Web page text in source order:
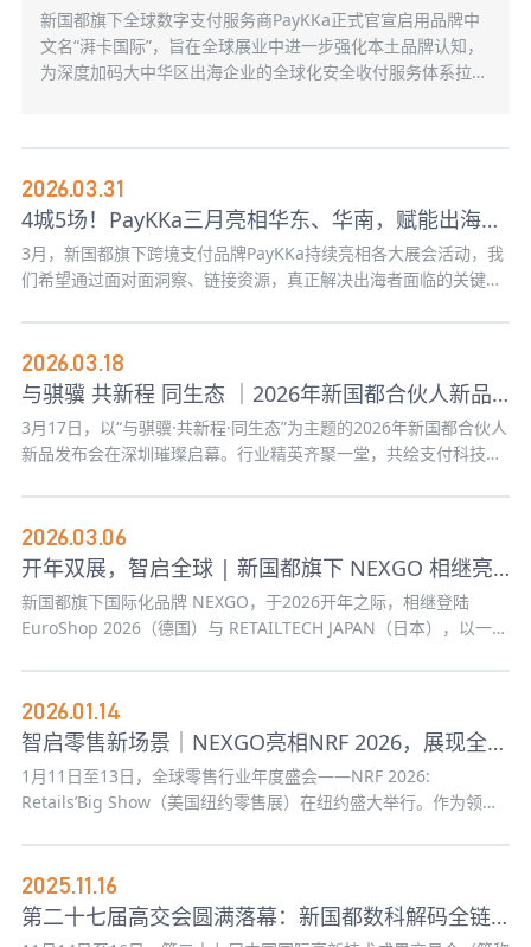
新国都旗下全球数字支付服务商PayKKa正式官宣启用品牌中
文名“湃卡国际”，旨在全球展业中进一步强化本土品牌认知，
为深度加码大中华区出海企业的全球化安全收付服务体系拉开
2026.03.31
4城5场！PayKKa三月亮相华东、华南，赋能出海企业收付全球！
3月，新国都旗下跨境支付品牌PayKKa持续亮相各大展会活动，我
们希望通过面对面洞察、链接资源，真正解决出海者面临的关键堵
2026.03.18
与骐骥 共新程 同生态 ｜2026年新国都合伙人新品发布会
3月17日，以“与骐骥·共新程·同生态”为主题的2026年新国都合伙人
新品发布会在深圳璀璨启幕。行业精英齐聚一堂，共绘支付科技宏
2026.03.06
开年双展，智启全球 | 新国都旗下 NEXGO 相继亮相德国·日本两大零售展
新国都旗下国际化品牌 NEXGO，于2026开年之际，相继登陆
EuroShop 2026（德国）与 RETAILTECH JAPAN（日本），以一场
2026.01.14
智启零售新场景｜NEXGO亮相NRF 2026，展现全球支付科技硬实力
1月11日至13日，全球零售行业年度盛会——NRF 2026:
Retails’Big Show（美国纽约零售展）在纽约盛大举行。作为领先
造在数字化、智能化零售场景中的前沿应用。
2025.11.16
第二十七届高交会圆满落幕：新国都数科解码全链条数据服务